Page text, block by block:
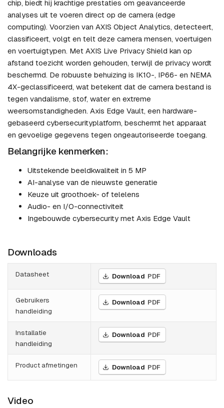
chip, biedt hij krachtige prestaties om geavanceerde
analyses uit te voeren direct op de camera (edge
computing). Voorzien van AXIS Object Analytics, detecteert,
classificeert, volgt en telt deze camera mensen, voertuigen
en voertuigtypen. Met AXIS Live Privacy Shield kan op
afstand toezicht worden gehouden, terwijl de privacy wordt
beschermd. De robuuste behuizing is IK10-, IP66- en NEMA
4X-geclassificeerd, wat betekent dat de camera bestand is
tegen vandalisme, stof, water en extreme
weersomstandigheden. Axis Edge Vault, een hardware-
gebaseerd cybersecurityplatform, beschermt het apparaat
en gevoelige gegevens tegen ongeautoriseerde toegang.
Belangrijke kenmerken:
Uitstekende beeldkwaliteit in 5 MP
AI-analyse van de nieuwste generatie
Keuze uit groothoek- of telelens
Audio- en I/O-connectiviteit
Ingebouwde cybersecurity met Axis Edge Vault
Downloads
Datasheet Download PDF
Gebruikers
handleiding
Download PDF
Installatie
handleiding
Download PDF
Product afmetingen Download PDF
Video